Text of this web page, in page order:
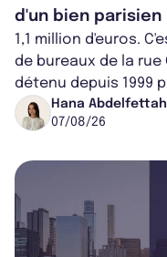
d'un bien parisien
1,1 million d'euros.
de bureaux de la rue
détenu depuis 1999
cédé avec une plus-
Hana Abdelfettah
07/08/26